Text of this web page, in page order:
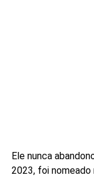
Ele nunca
2023, foi